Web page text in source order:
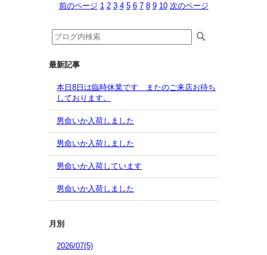
前のページ 1 2 3 4 5 6 7 8 9 10 次のページ
最新記事
本日8日は臨時休業です またのご来店お待ち
しております。
男命いか入荷しました
男命いか入荷しました
男命いか入荷しています
男命いか入荷しました
月別
2026/07(5)